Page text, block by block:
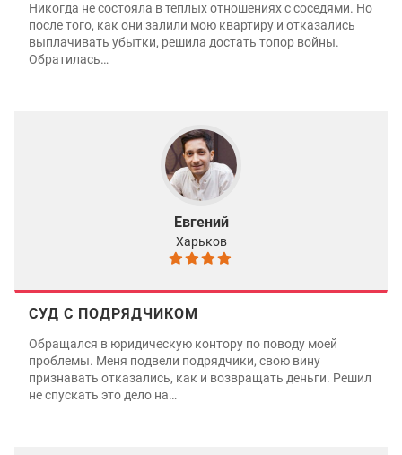
Никогда не состояла в теплых отношениях с соседями. Но
после того, как они залили мою квартиру и отказались
выплачивать убытки, решила достать топор войны.
Обратилась…
Евгений
Харьков
СУД С ПОДРЯДЧИКОМ
Обращался в юридическую контору по поводу моей
проблемы. Меня подвели подрядчики, свою вину
признавать отказались, как и возвращать деньги. Решил
не спускать это дело на…